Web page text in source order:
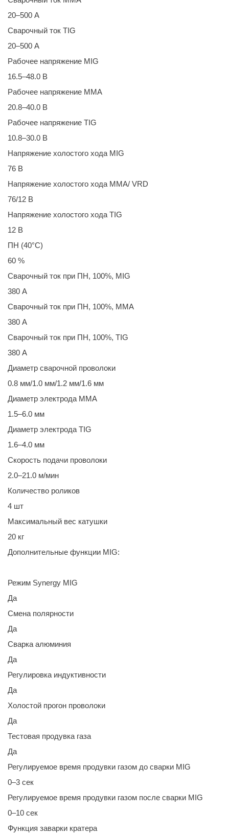
20–500 А
Сварочный ток TIG
20–500 А
Рабочее напряжение MIG
16.5–48.0 В
Рабочее напряжение MMA
20.8–40.0 В
Рабочее напряжение TIG
10.8–30.0 В
Напряжение холостого хода MIG
76 В
Напряжение холостого хода MMA/ VRD
76/12 В
Напряжение холостого хода TIG
12 В
ПН (40°C)
60 %
Сварочный ток при ПН, 100%, MIG
380 А
Сварочный ток при ПН, 100%, MMA
380 А
Сварочный ток при ПН, 100%, TIG
380 А
Диаметр сварочной проволоки
0.8 мм/1.0 мм/1.2 мм/1.6 мм
Диаметр электрода MMA
1.5–6.0 мм
Диаметр электрода TIG
1.6–4.0 мм
Скорость подачи проволоки
2.0–21.0 м/мин
Количество роликов
4 шт
Максимальный вес катушки
20 кг
Дополнительные функции MIG:
Режим Synergy MIG
Да
Смена полярности
Да
Сварка алюминия
Да
Регулировка индуктивности
Да
Холостой прогон проволоки
Да
Тестовая продувка газа
Да
Регулируемое время продувки газом до сварки MIG
0–3 сек
Регулируемое время продувки газом после сварки MIG
0–10 сек
Функция заварки кратера